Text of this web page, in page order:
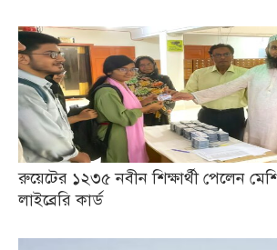
রুয়েটের ১২৩৫ নবীন শিক্ষার্থী পেলেন
লাইব্রেরি কার্ড